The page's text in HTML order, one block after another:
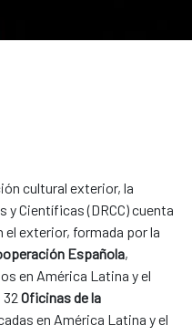
cultural exterior, la
y Científicas (DRCC) cuenta
el exterior, formada por la
Española,
en América Latina y el
Oficinas de la
en América Latina y el